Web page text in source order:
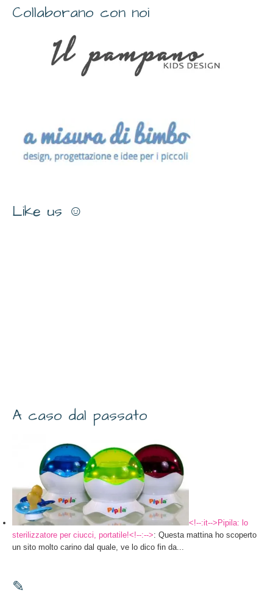
Collaborano con noi
Like us ☺
A caso dal passato
<!--:it-->Pipila: lo
sterilizzatore per ciucci, portatile!<!--:-->: Questa mattina ho scoperto
un sito molto carino dal quale, ve lo dico fin da...
✎